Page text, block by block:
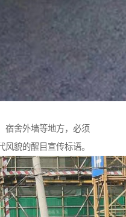
宿舍外墙等地方，必须
貌的醒目宣传标语。